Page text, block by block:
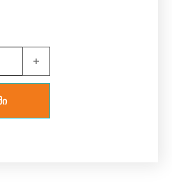
შარვალი (რუხი) quantity